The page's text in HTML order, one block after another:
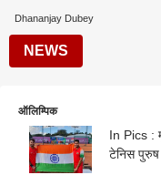
Dhananjay Dubey
NEWS
ऑलिम्पिक
In Pics :
टेनिस पुरुष